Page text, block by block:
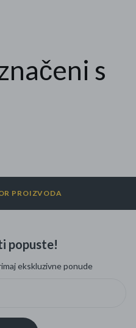
s
PROIZVODA
popuste!
ekskluzivne ponude